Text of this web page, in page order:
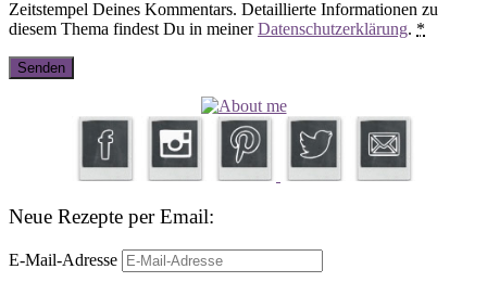
Zeitstempel Deines Kommentars. Detaillierte Informationen zu
diesem Thema findest Du in meinerDatenschutzerklärung. *
Neue Rezepte per Email:
E-Mail-Adresse